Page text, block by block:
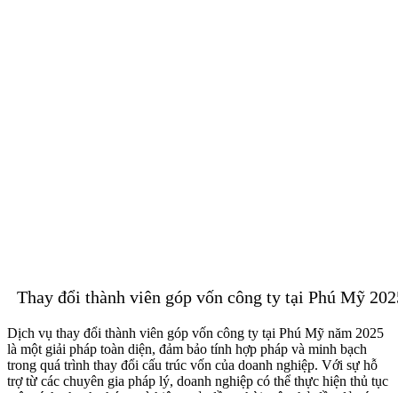
Thay đổi thành viên góp vốn công ty tại Phú Mỹ
Dịch vụ thay đổi thành viên góp vốn công ty tại Phú Mỹ năm 2025
là một giải pháp toàn diện, đảm bảo tính hợp pháp và minh bạch
trong quá trình thay đổi cấu trúc vốn của doanh nghiệp. Với sự hỗ
trợ từ các chuyên gia pháp lý, doanh nghiệp có thể thực hiện thủ tục